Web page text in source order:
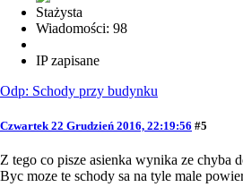
Stażysta
Wiadomości: 98
IP zapisane
Odp: Schody przy budynku
Czwartek 22 Grudzień 2016, 22:19:56 #5
Z tego co pisze asienka wynika ze chyba
Byc moze te schody sa na tyle male